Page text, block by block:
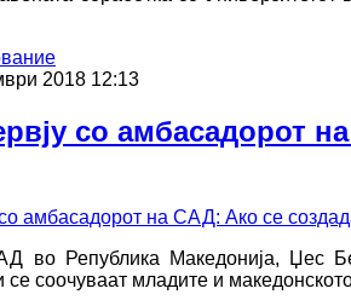
2018 12:13
со амбасадорот
во Република Македонија, Џес
се соочуваат младите и